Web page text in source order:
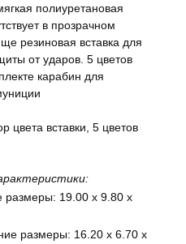
полиуретановая
в прозрачном
резиновая вставка для
от ударов. 5 цветов
карабин для
цвета вставки, 5 цветов
размеры: 19.00 x 9.80 x
размеры: 16.20 x 6.70 x